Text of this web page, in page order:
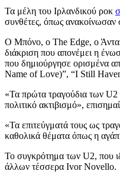
Τα μέλη του Ιρλανδικού ροκ
συνθέτες, όπως ανακοίνωσαν
Ο Μπόνο, ο The Edge, ο
διάκριση που απονέμει η
που δημιούργησε ορισμένα
Name of Love)”, “I Still
«Τα πρώτα τραγούδια των U2
πολιτικό ακτιβισμό»,
«Τα επιτεύγματά τους ως
καθολικά θέματα όπως η
Το συγκρότημα των U2, που
άλλων τέσσερα Ivor Novello.